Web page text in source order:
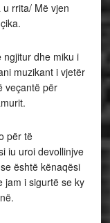
rrita/ Më vjen
ngjitur dhe miku i
muzikant i vjetër
veçantë për
për të
iu uroi devollinjve
është kënaqësi
jam i sigurtë se ky